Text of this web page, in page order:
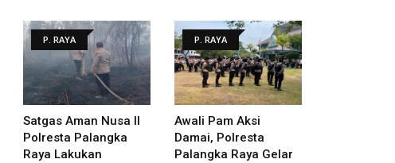
P. RAYA
Satgas Aman Nusa II
Polresta Palangka
Raya Lakukan
P. RAYA
Awali Pam Aksi
Damai, Polresta
Palangka Raya Gelar